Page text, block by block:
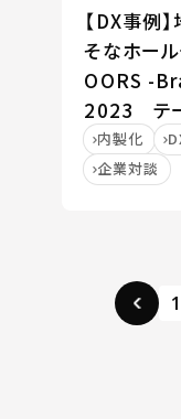
【DX事例
そなホー
OORS -
2023 テ
内製化
企業対談
1